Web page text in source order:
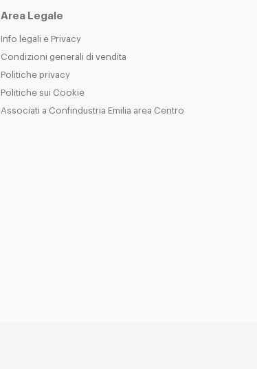
Area Legale
Info legali e Privacy
Condizioni generali di vendita
Politiche privacy
Politiche sui Cookie
Associati a Confindustria Emilia area Centro